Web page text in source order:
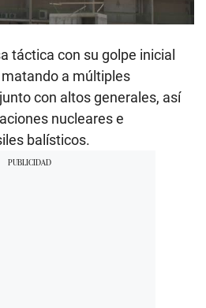
táctica con su golpe inicial
a múltiples
con altos generales, así
nucleares e
balísticos.